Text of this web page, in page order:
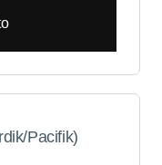
Pacifik)